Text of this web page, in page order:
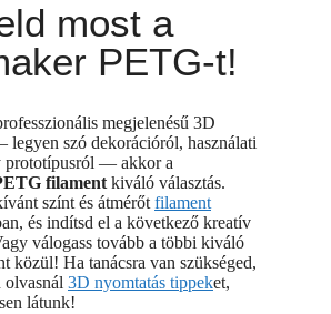
most a
PETG-t!
megjelenésű 3D
szó dekorációról, használati
prototípusról — akkor a
filamentkiváló választás.
színt és átmérőtfilament
és indítsd el a következő kreatív
válogass tovább a többi kiváló
közül! Ha tanácsra van szükséged,
olvasnál 3D nyomtatás tippeket,
látunk!